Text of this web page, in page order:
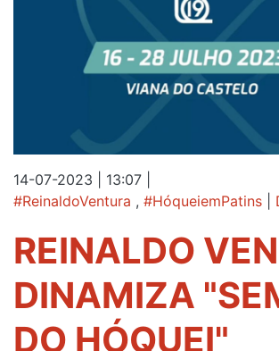
14-07-2023 | 13:07
#ReinaldoVentura , #HóqueiemPatins
REINALDO
DINAMIZA
DO HÓQUEI"